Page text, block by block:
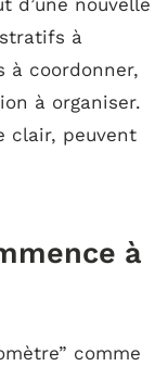
d’une nouvelle
à
à coordonner,
à organiser.
clair, peuvent
à
comme